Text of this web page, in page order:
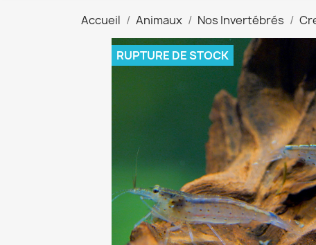
Accueil Animaux Nos Invertébrés
RUPTURE DE STOCK